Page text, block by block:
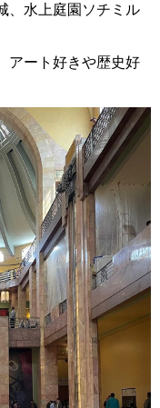
、水上庭園ソチミル
アート好きや歴史好